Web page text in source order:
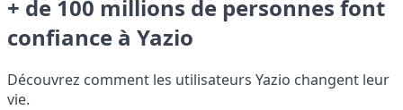
+ de 100 millions de personnes font
confiance à Yazio
Découvrez comment les utilisateurs Yazio changent leur
vie.